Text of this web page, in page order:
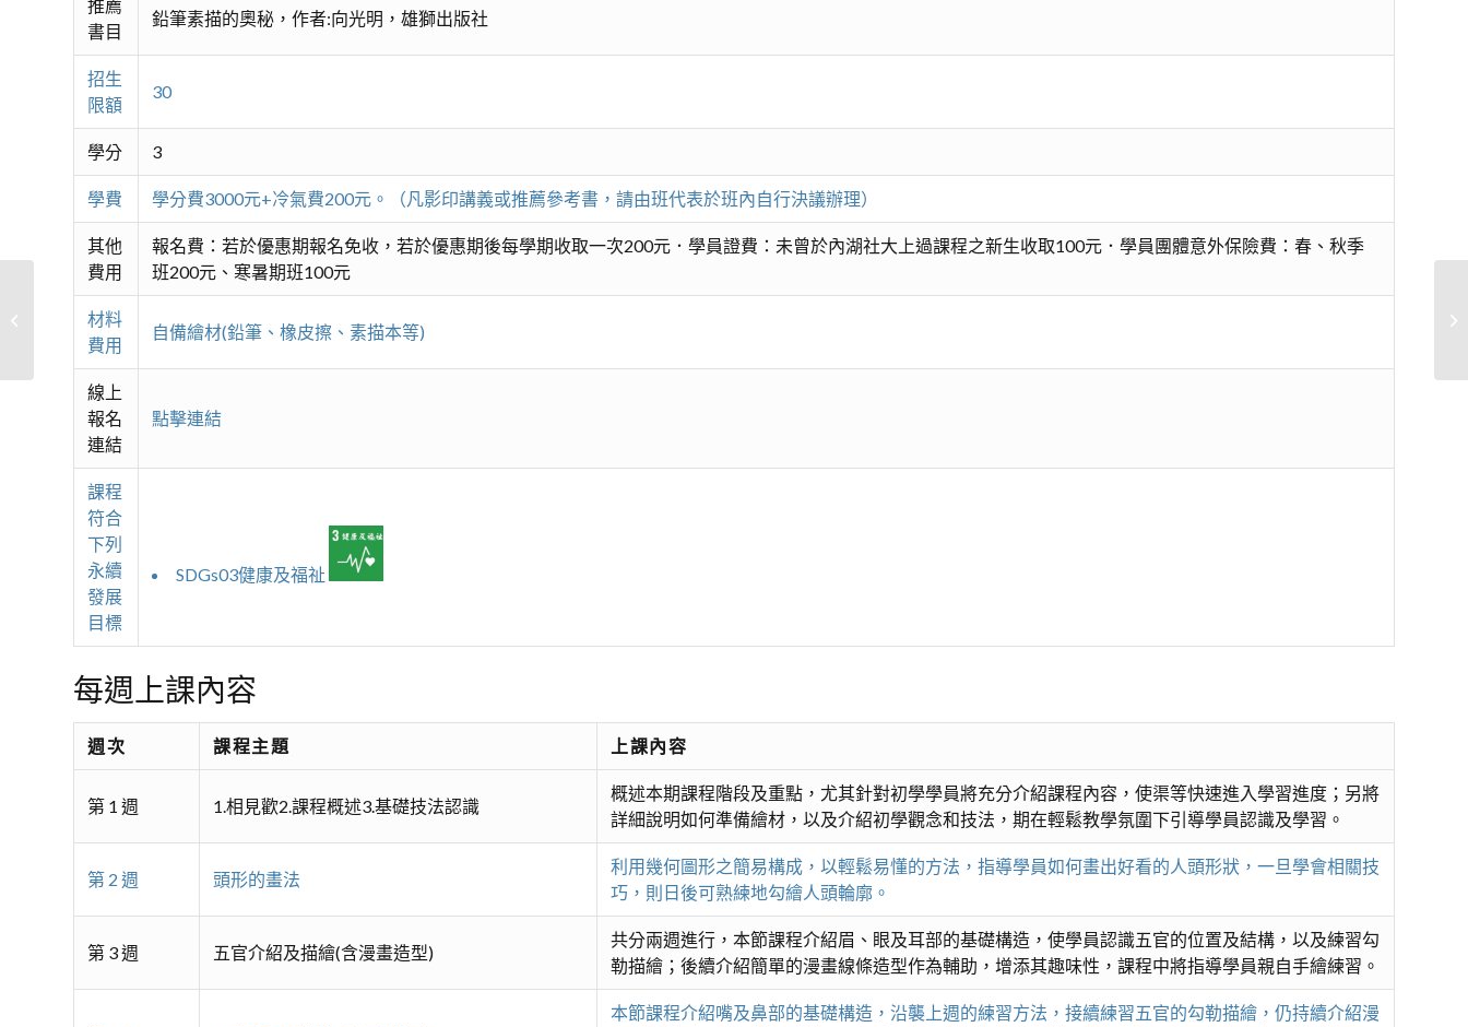
推薦
書目
鉛筆素描的奧秘，作者:向光明，雄獅出版社
招生
限額
30
學分 3
學費 學分費3000元+冷氣費200元。（凡影印講義或推薦參考書，請由班代表於班內自行決議辦理）
其他
費用
報名費：若於優惠期報名免收，若於優惠期後每學期收取一次200元．學員證費：未曾於內湖社大上過課程之新生收取100元．學員團體意外保險費：春、秋季
班200元、寒暑期班100元
材料
費用
自備繪材(鉛筆、橡皮擦、素描本等)
線上
報名
連結
點擊連結
課程
符合
下列
永續
發展
目標
SDGs03健康及福祉
每週上課內容
週次 課程主題 上課內容
第 1 週 1.相見歡2.課程概述3.基礎技法認識
概述本期課程階段及重點，尤其針對初學學員將充分介紹課程內容，使渠等快速進入學習進度；另將
詳細說明如何準備繪材，以及介紹初學觀念和技法，期在輕鬆教學氛圍下引導學員認識及學習。
第 2 週 頭形的畫法
利用幾何圖形之簡易構成，以輕鬆易懂的方法，指導學員如何畫出好看的人頭形狀，一旦學會相關技
巧，則日後可熟練地勾繪人頭輪廓。
第 3 週 五官介紹及描繪(含漫畫造型)
共分兩週進行，本節課程介紹眉、眼及耳部的基礎構造，使學員認識五官的位置及結構，以及練習勾
勒描繪；後續介紹簡單的漫畫線條造型作為輔助，增添其趣味性，課程中將指導學員親自手繪練習。
本節課程介紹嘴及鼻部的基礎構造，沿襲上週的練習方法，接續練習五官的勾勒描繪，仍持續介紹漫
西班牙新佛朗明哥吉他技巧研習